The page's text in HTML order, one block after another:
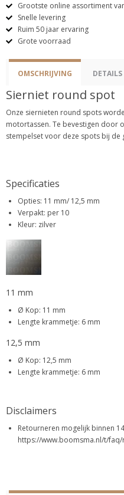
Grootste online assortiment
Snelle levering
Ruim 50 jaar ervaring
Grote voorraad
OMSCHRIJVING DETAILS
Sierniet round spot
Onze siernieten round spots
motortassen. Te bevestigen door
stempelset voor deze spots bij
Specificaties
Opties: 11 mm/ 12,5 mm
Verpakt: per 10
Kleur: zilver
11 mm
Ø Kop: 11 mm
Lengte krammetje: 6 mm
12,5 mm
Ø Kop: 12,5 mm
Lengte krammetje: 6 mm
Disclaimers
Retourneren mogelijk binnen
https://www.boomsma.nl/t/faq/